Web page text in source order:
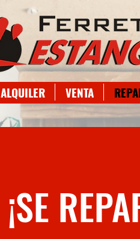
ALQUILER VENTA
¡SE